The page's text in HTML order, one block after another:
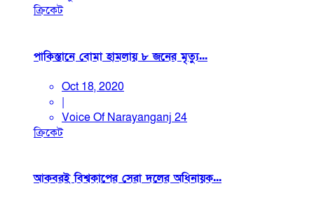
ক্রিকেট
পাকিস্তানে বোমা হামলায় ৮ জনের মৃত্যু...
Oct 18, 2020
|
Voice Of Narayanganj 24
ক্রিকেট
আকবরই বিশ্বকাপের সেরা দলের অধিনায়ক...